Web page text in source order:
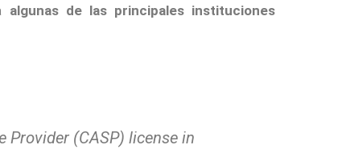
algunas de las principales instituciones
Provider (CASP) license in